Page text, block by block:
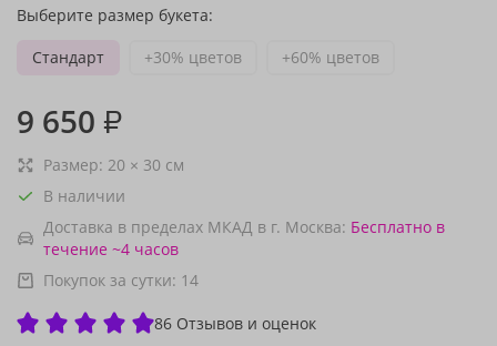
Выберите размер букета:
Стандарт
+30% цветов +60% цветов
9 650 ₽
Размер: 20 × 30 см
В наличии
Доставка в пределах МКАД в г. Москва: Бесплатно в
течение ~4 часов
Покупок за сутки: 14
86 Отзывов и оценок